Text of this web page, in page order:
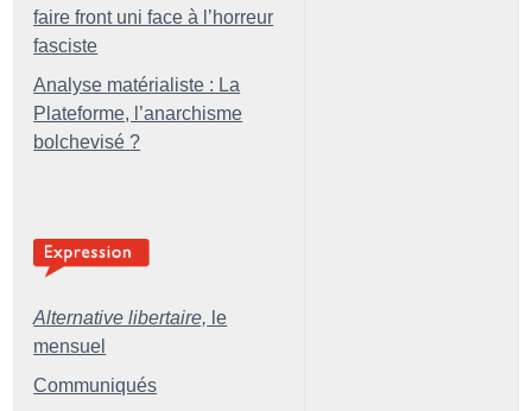
faire front uni face à l’horreur
fasciste
Analyse matérialiste : La
Plateforme, l’anarchisme
bolchevisé ?
Alternative libertaire, le
mensuel
Communiqués